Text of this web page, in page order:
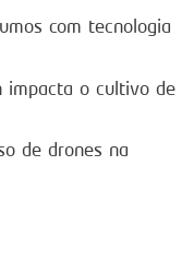
com tecnologia
impacta o cultivo de
de drones na